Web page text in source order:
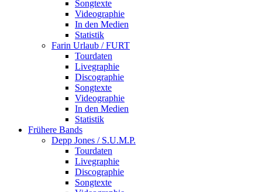
Songtexte
Videographie
In den Medien
Statistik
Farin Urlaub / FURT
Tourdaten
Livegraphie
Discographie
Songtexte
Videographie
In den Medien
Statistik
Frühere Bands
Depp Jones / S.U.M.P.
Tourdaten
Livegraphie
Discographie
Songtexte